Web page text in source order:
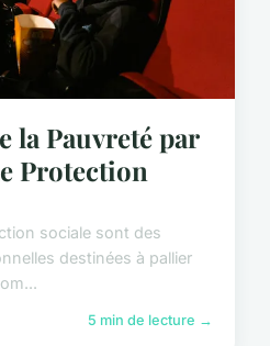
la Pauvreté par
Protection
sociale sont des
destinées à pallier
5 min de lecture →